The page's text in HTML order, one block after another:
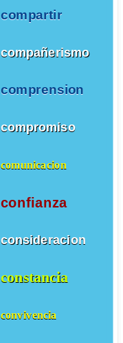
compartir
compañerismo
comprension
compromiso
comunicacion
confianza
consideracion
constancia
convivencia